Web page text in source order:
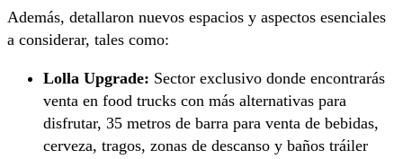
Además, detallaron nuevos espacios y aspectos esenciales
a considerar, tales como:
Lolla Upgrade: Sector exclusivo donde encontrarás
venta en food trucks con más alternativas para
disfrutar, 35 metros de barra para venta de bebidas,
cerveza, tragos, zonas de descanso y baños tráiler